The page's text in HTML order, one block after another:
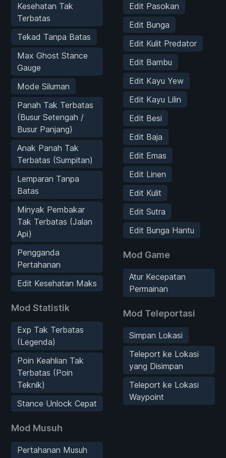
Kesehatan Tak
Terbatas
Tekad Tanpa Batas
Max Ghost Stance
Gauge
Mode Siluman
Panah Tak Terbatas
(Busur Setengah /
Busur Panjang)
Anak Panah Tak
Terbatas (Sumpitan)
Lemparan Tanpa
Batas
Minyak Pembakar
Tak Terbatas (Jalan
Api)
Pengganda
Pertahanan
Edit Kesehatan Maks
Mod Statistik
Exp Tak Terbatas
(Legenda)
Poin Keahlian Tak
Terbatas (Poin
Teknik)
Stance Unlock Cepat
Mod Musuh
Pertahanan Musuh
Edit Pasokan
Edit Bunga
Edit Kulit Predator
Edit Bambu
Edit Kayu Yew
Edit Kayu Lilin
Edit Besi
Edit Baja
Edit Emas
Edit Linen
Edit Kulit
Edit Sutra
Edit Bunga Hantu
Mod Game
Atur Kecepatan
Permainan
Mod Teleportasi
Simpan Lokasi
Teleport ke Lokasi
yang Disimpan
Teleport ke Lokasi
Waypoint